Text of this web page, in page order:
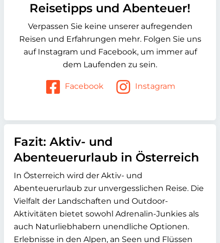
Reisetipps und Abenteuer!
Verpassen Sie keine unserer aufregenden
Reisen und Erfahrungen mehr. Folgen Sie uns
auf Instagram und Facebook, um immer auf
dem Laufenden zu sein.
Facebook Instagram
Fazit: Aktiv- und
Abenteuerurlaub in Österreich
In Österreich wird der Aktiv- und
Abenteuerurlaub zur unvergesslichen Reise. Die
Vielfalt der Landschaften und Outdoor-
Aktivitäten bietet sowohl Adrenalin-Junkies als
auch Naturliebhabern unendliche Optionen.
Erlebnisse in den Alpen, an Seen und Flüssen